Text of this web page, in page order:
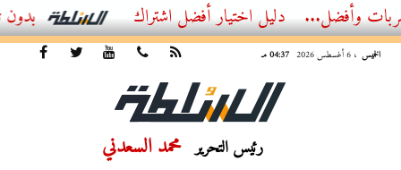
أفضل اشتراك IPTV بدون تقطيع 2026 – دليل المشاهد العصري
الخميس ، 6 أغسطس 2026 04:37 مـ
رئيس التحرير محمد السعدني